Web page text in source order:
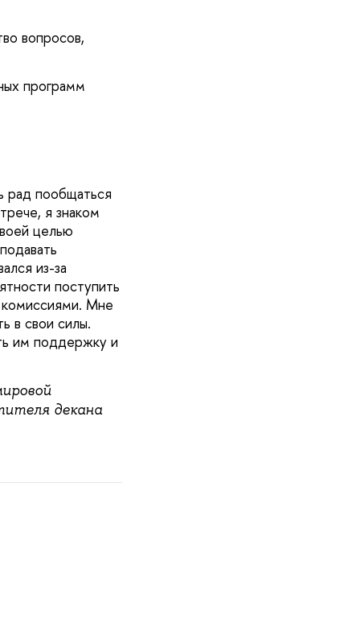
вопросов,
программ
рад пообщаться
я знаком
целью
из-за
поступить
комиссиями. Мне
в свои силы.
им поддержку и
декана